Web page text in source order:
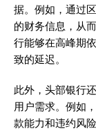
据。例如，通过
的财务信息，从
行能够在高峰期
致的延迟。
此外，头部银行
用户需求。例如
款能力和违约风